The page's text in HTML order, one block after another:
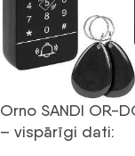
Orno SANDI OR-
– vispārīgi dati: